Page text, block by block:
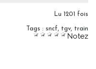
Lu 1201 fois
Tags : sncf, tgv, train
Notez